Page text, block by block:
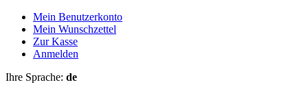
Mein Benutzerkonto
Mein Wunschzettel
Zur Kasse
Anmelden
Ihre Sprache: de